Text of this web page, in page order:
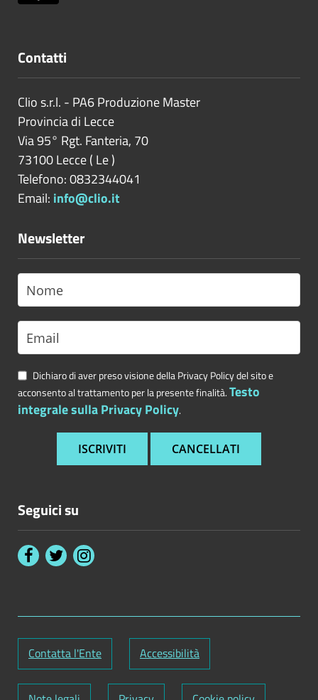
Contatti
Clio s.r.l. - PA6 Produzione Master
Provincia di Lecce
Via 95° Rgt. Fanteria, 70
73100Lecce( Le)
Telefono: 0832344041
Email: info@clio.it
Newsletter
Dichiaro di aver preso visione della Privacy Policy del sito e
acconsento al trattamento per la presente finalità.Testo
integrale sulla Privacy Policy.
Seguici su
Contatta l'Ente Accessibilità